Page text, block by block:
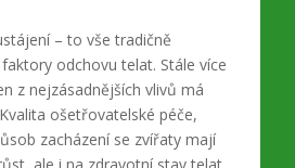
– to vše tradičně
odchovu telat. Stále více
z nejzásadnějších vlivů má
ošetřovatelské péče,
zacházení se zvířaty mají